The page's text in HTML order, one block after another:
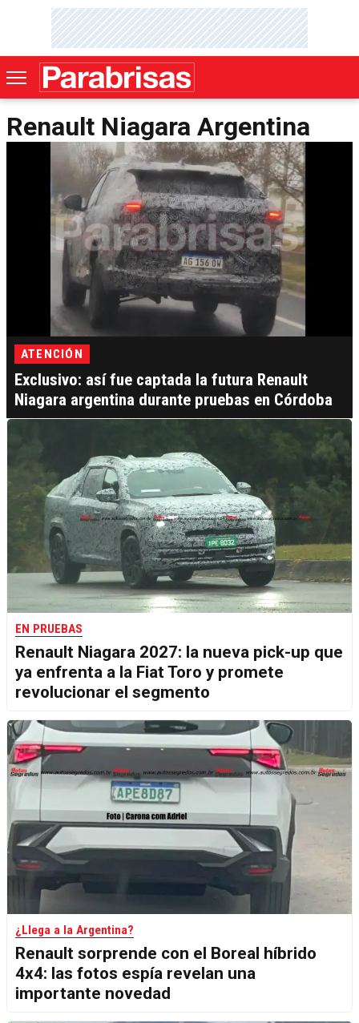
Renault Niagara Argentina
ATENCIÓN
Exclusivo: así fue captada la futura Renault
Niagara argentina durante pruebas en Córdoba
EN PRUEBAS
Renault Niagara 2027: la nueva pick-up que
ya enfrenta a la Fiat Toro y promete
revolucionar el segmento
¿Llega a la Argentina?
Renault sorprende con el Boreal híbrido
4x4: las fotos espía revelan una
importante novedad